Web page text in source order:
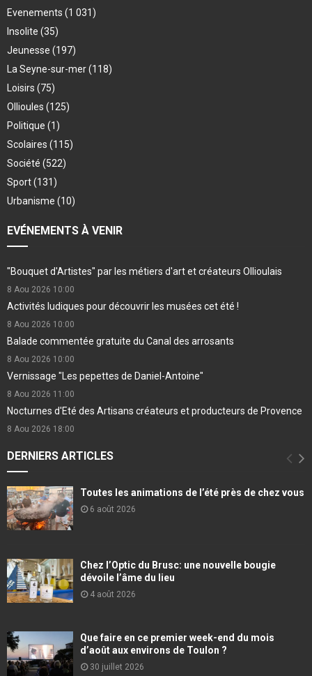
Evenements (1 031)
Insolite (35)
Jeunesse (197)
La Seyne-sur-mer(118)
Loisirs (75)
Ollioules (125)
Politique (1)
Scolaires (115)
Société (522)
Sport(131)
Urbanisme (10)
EVÉNEMENTS À VENIR
"Bouquet d'Artistes" par les métiers d'art et créateurs Ollioulais
8 Aou 2026 10:00
Activités ludiques pour découvrir les musées cet été !
8 Aou 2026 10:00
Balade commentée gratuite du Canal des arrosants
8 Aou 2026 10:00
Vernissage "Les pepettes de Daniel-Antoine"
8 Aou 2026 11:00
Nocturnes d'Eté des Artisans créateurs et producteurs de Provence
8 Aou 2026 18:00
DERNIERS ARTICLES
Toutes les animations de l’été près de chez vous
6 août 2026
Chez l’Optic du Brusc: une nouvelle bougie
dévoile l’âme du lieu
4 août 2026
Que faire en ce premier week-end du mois
d’août aux environs de Toulon ?
30 juillet 2026